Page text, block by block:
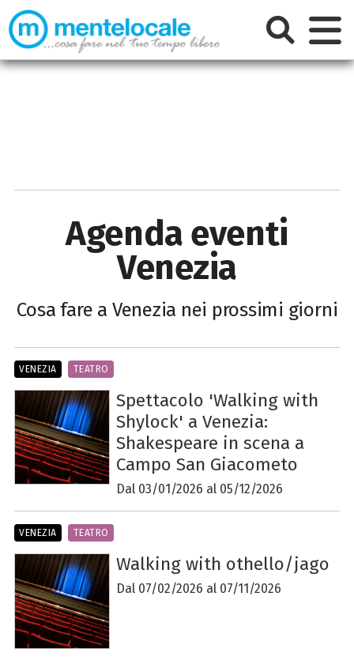
Agenda eventi
Venezia
Cosa fare a Venezia nei prossimi giorni
Spettacolo 'Walking with
Shylock' a Venezia:
Shakespeare in scena a
Campo San Giacometo
Dal 03/01/2026 al 05/12/2026
VENEZIA TEATRO
Walking with othello/jago
Dal 07/02/2026 al 07/11/2026
VENEZIA TEATRO